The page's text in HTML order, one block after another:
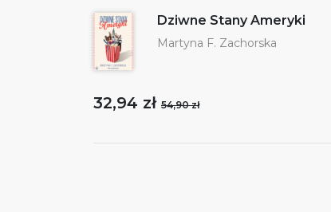
Dziwne Stany Ameryki
Martyna F. Zachorska
32,94 zł 54,90 zł